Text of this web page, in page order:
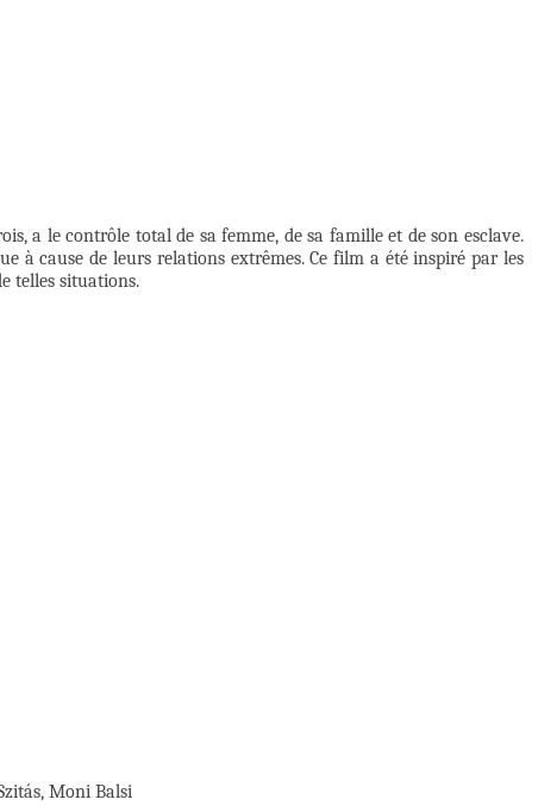
a le contrôle total de sa femme, de sa famille et de son esclave.
à cause de leurs relations extrêmes. Ce film a été inspiré par les
telles situations.
Moni Balsi